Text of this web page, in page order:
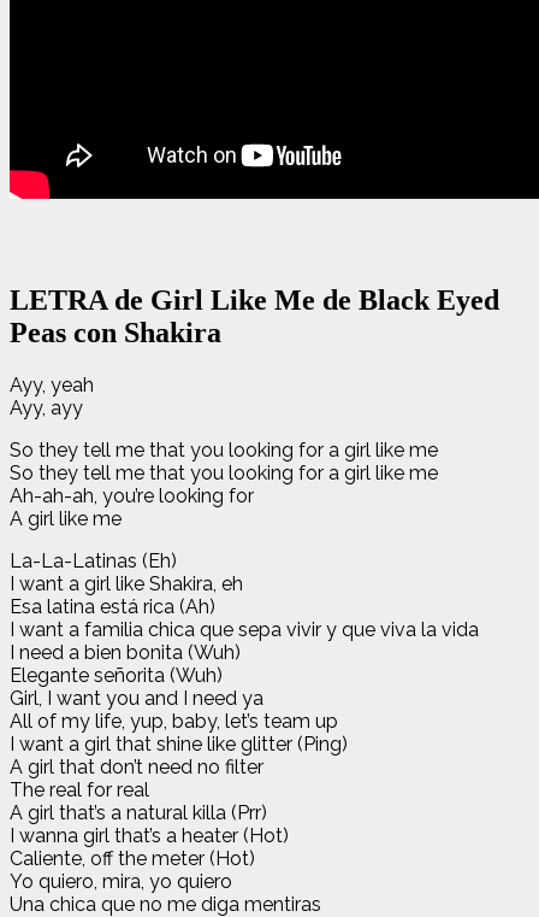
LETRA de Girl Like Me de Black Eyed
Peas con Shakira
Ayy, yeah
Ayy, ayy
So they tell me that you looking for a girl like me
So they tell me that you looking for a girl like me
Ah-ah-ah, you’re looking for
A girl like me
La-La-Latinas (Eh)
I want a girl like Shakira, eh
Esa latina está rica (Ah)
I want a familia chica que sepa vivir y que viva la vida
I need a bien bonita (Wuh)
Elegante señorita (Wuh)
Girl, I want you and I need ya
All of my life, yup, baby, let’s team up
I want a girl that shine like glitter (Ping)
A girl that don’t need no filter
The real for real
A girl that’s a natural killa (Prr)
I wanna girl that’s a heater (Hot)
Caliente, off the meter (Hot)
Yo quiero, mira, yo quiero
Una chica que no me diga mentiras